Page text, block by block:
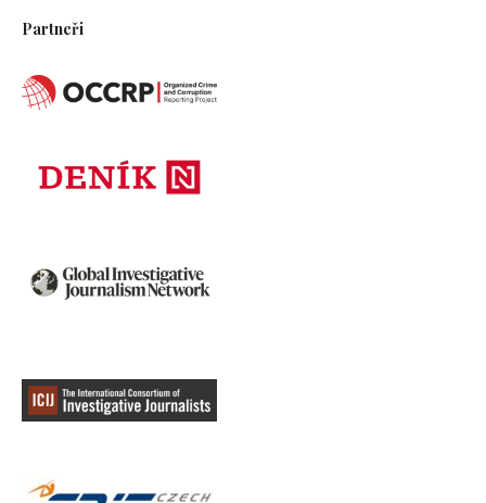
Partneři